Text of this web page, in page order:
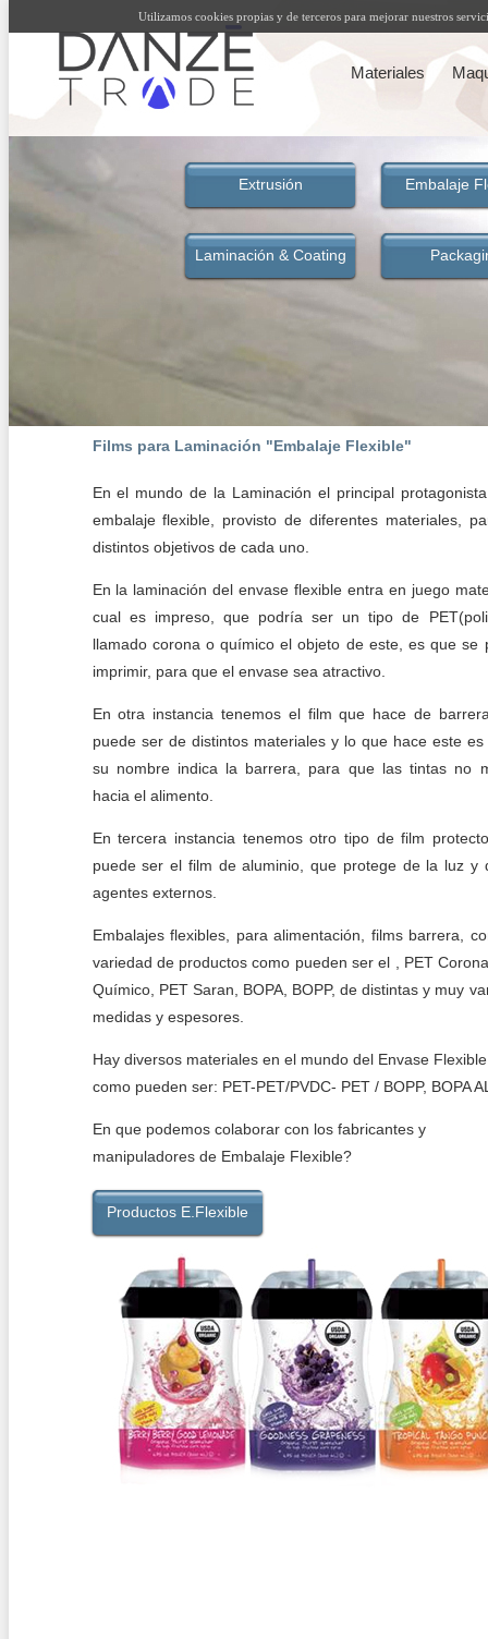
Films para Laminación "Embalaje Flexible"
En el mundo de la Laminación el principal
embalaje flexible, provisto de diferentes materiales,
distintos objetivos de cada uno.
En la laminación del envase flexible entra en juego
cual es impreso, que podría ser un tipo de
llamado corona o químico el objeto de este, es que se
imprimir, para que el envase sea atractivo.
En otra instancia tenemos el film que hace de
puede ser de distintos materiales y lo que hace este es
su nombre indica la barrera, para que las tintas no
hacia el alimento.
En tercera instancia tenemos otro tipo de film
puede ser el film de aluminio, que protege de la luz y
agentes externos.
Embalajes flexibles, para alimentación, films barrera,
variedad de productos como pueden ser el , PET
Químico, PET Saran, BOPA, BOPP, de distintas y muy
medidas y espesores.
Hay diversos materiales en el mundo del Envase
como pueden ser: PET-PET/PVDC- PET / BOPP, BOPA
En que podemos colaborar con los fabricantes y
manipuladores de Embalaje Flexible?
Productos E.Flexible